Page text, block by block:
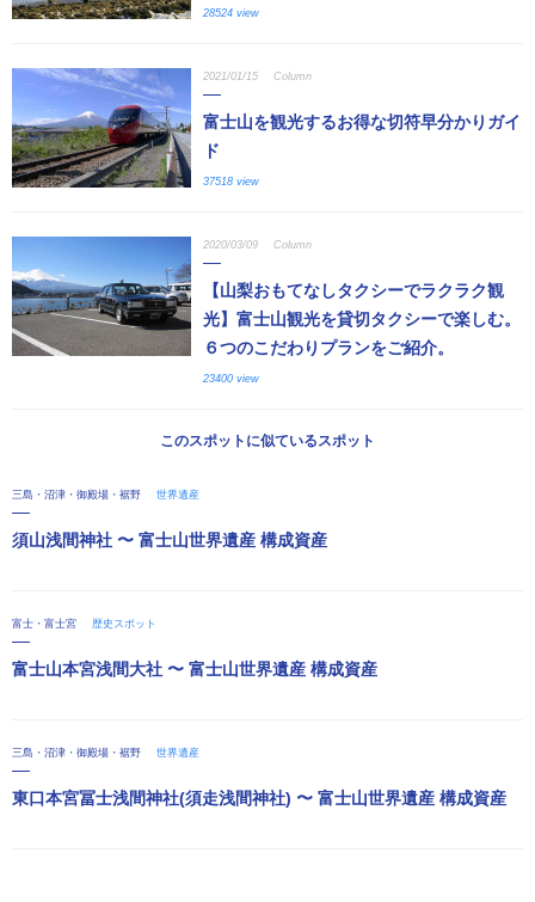
28524 view
2021/01/15 Column
富士山を観光するお得な切符早分かりガイ
ド
37518 view
2020/03/09 Column
【山梨おもてなしタクシーでラクラク観
光】富士山観光を貸切タクシーで楽しむ。
６つのこだわりプランをご紹介。
23400 view
このスポットに似ているスポット
三島・沼津・御殿場・裾野 世界遺産
須山浅間神社 〜 富士山世界遺産 構成資産
富士・富士宮 歴史スポット
富士山本宮浅間大社 〜 富士山世界遺産 構成資産
三島・沼津・御殿場・裾野 世界遺産
東口本宮冨士浅間神社(須走浅間神社) 〜 富士山世界遺産 構成資産